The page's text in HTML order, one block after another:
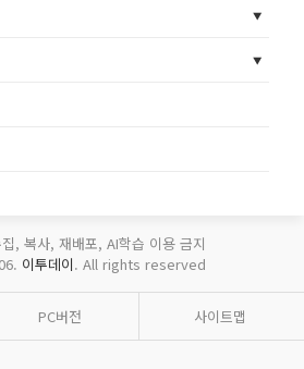
, 복사, 재배포, AI학습 이용 금지
이투데이. All rights reserved
PC버전 사이트맵